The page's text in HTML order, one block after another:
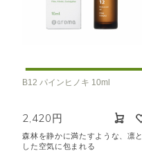
B12 パインヒノキ 10ml
2,420円
森林を静かに満たすような、凛と
した空気に包まれる